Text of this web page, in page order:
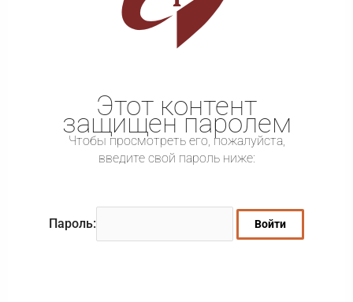
Этот контент
защищен паролем
Чтобы просмотреть его, пожалуйста,
введите свой пароль ниже:
Пароль: